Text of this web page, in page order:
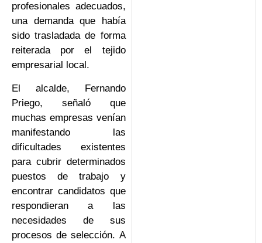
profesionales adecuados,
una demanda que había
sido trasladada de forma
reiterada por el tejido
empresarial local.
El alcalde, Fernando
Priego, señaló que
muchas empresas venían
manifestando las
dificultades existentes
para cubrir determinados
puestos de trabajo y
encontrar candidatos que
respondieran a las
necesidades de sus
procesos de selección. A